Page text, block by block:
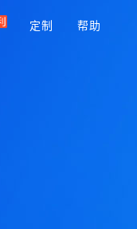
定制 帮助